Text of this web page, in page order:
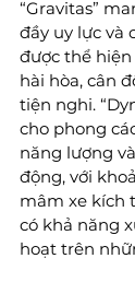
“Gravitas”
đầy uy lực và
được thể
hài hòa, cân
tiện nghi.
cho phong
năng lượng
động, với
mâm xe kích
có khả năng
hoạt trên